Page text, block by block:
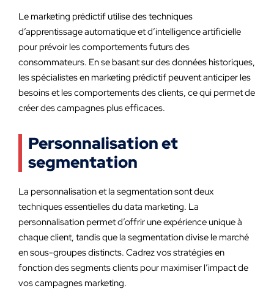
Le marketing prédictif utilise des techniques
d’apprentissage automatique et d’intelligence artificielle
pour prévoir les comportements futurs des
consommateurs. En se basant sur des données historiques,
les spécialistes en marketing prédictif peuvent anticiper les
besoins et les comportements des clients, ce qui permet de
créer des campagnes plus efficaces.
Personnalisation et
segmentation
La personnalisation et la segmentation sont deux
techniques essentielles du data marketing. La
personnalisation permet d’offrir une expérience unique à
chaque client, tandis que la segmentation divise le marché
en sous-groupes distincts. Cadrez vos stratégies en
fonction des segments clients pour maximiser l’impact de
vos campagnes marketing.